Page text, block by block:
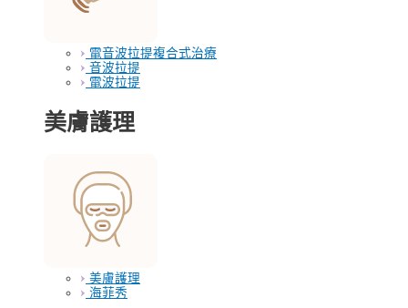
電音波拉提複合式治療
音波拉提
電波拉提
美膚護理
美膚護理
海菲秀